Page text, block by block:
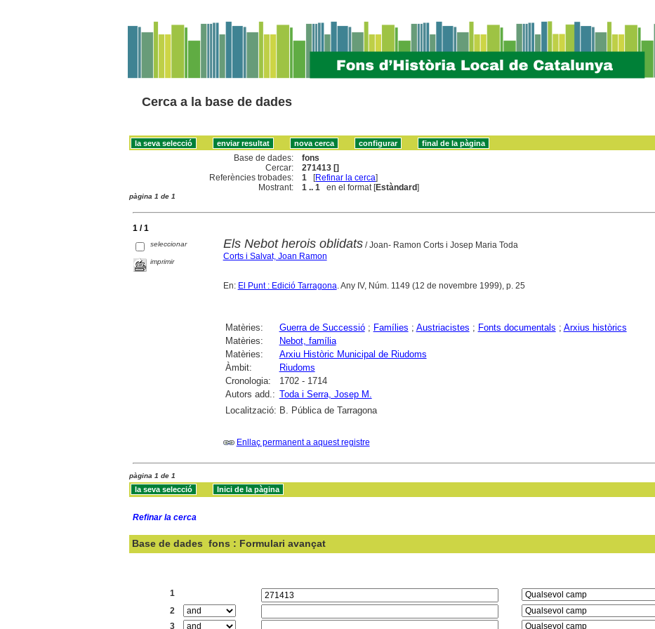
Cerca a la base de dades
Base de dades:
fons
Cercar:
271413 []
Referències trobades:
1 [Refinar la cerca]
Mostrant:
1 .. 1 en el format [Estàndard]
pàgina 1 de 1
1 / 1
seleccionar
imprimir
Els Nebot herois oblidats/ Joan- Ramon Corts i Josep Maria Toda
Corts i Salvat, Joan Ramon
En: El Punt : Edició Tarragona. Any IV, Núm. 1149 (12 de novembre 1999), p. 25
Matèries: Guerra de Successió; Famílies ; Austriacistes ; Fonts documentals ; Arxius històrics
Matèries:
Nebot, família
Matèries:
Arxiu Històric Municipal de Riudoms
Àmbit:
Riudoms
Cronologia:
1702 - 1714
Autors add.: Toda i Serra, Josep M.
Localització: B. Pública de Tarragona
Enllaç permanent a aquest registre
pàgina 1 de 1
Refinar la cerca
Base de dades fons : Formulari avançat
1
2
3